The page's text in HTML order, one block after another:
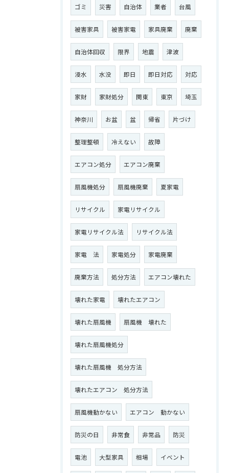
ゴミ 災害 自治体 業者 台風
被害家具 被害家電 家具廃棄 廃棄
自治体回収 限界 地震 津波
浸水 水没 即日 即日対応 対応
家財 家財処分 関東 東京 埼玉
神奈川 お盆 盆 帰省 片づけ
整理整頓 冷えない 故障
エアコン処分 エアコン廃棄
扇風機処分 扇風機廃棄 夏家電
リサイクル 家電リサイクル
家電リサイクル法 リサイクル法
家電 法 家電処分 家電廃棄
廃棄方法 処分方法 エアコン壊れた
壊れた家電 壊れたエアコン
壊れた扇風機 扇風機 壊れた
壊れた扇風機処分
壊れた扇風機 処分方法
壊れたエアコン 処分方法
扇風機動かない エアコン 動かない
防災の日 非常食 非常品 防災
電池 大型家具 相場 イベント